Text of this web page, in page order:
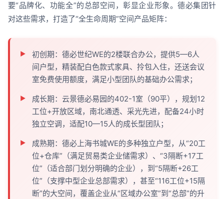
要“品牌化、功能全”的总部空间，彰显企业形象。德必集团针
对这些需求，打造了“全生命周期”空间产品矩阵：
初创期：德必世纪WE的2楼联合办公，提供5—6人
间户型，精装配白色款式家具、拎包入住，还送会议
室免费使用额度，满足小型团队的基础办公需求；
成长期：云景德必易园的402-1室（90平），规划12
工位+开放区域，南北通透、采光先进，配备24小时
独立空调，适配10—15人的成长型团队；
成熟期：德必上海书城WE的多种独立户型，从“20工
位+仓库”（满足贸易类企业储需求）、“3隔断+17工
位”（适合部门划分明确的企业），到“5隔断+26工
位”（支撑中型企业总部需求），甚至“116工位+15隔
断”的大空间，覆盖企业从“区域办公室”到“总部”的升